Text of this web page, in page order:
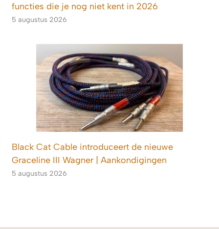
functies die je nog niet kent in 2026
5 augustus 2026
Black Cat Cable introduceert de nieuwe
Graceline III Wagner | Aankondigingen
5 augustus 2026